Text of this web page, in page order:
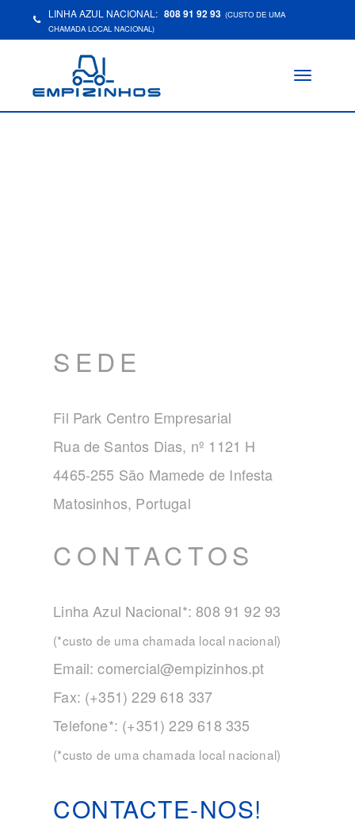
LINHA AZUL NACIONAL: 808 91 92 93 (CUSTO DE UMA
CHAMADA LOCAL NACIONAL)
Toggle
CONTACTE-NOS!
SEDE
Fil Park Centro Empresarial
Rua de Santos Dias, nº 1121 H
4465-255 São Mamede de Infesta
Matosinhos, Portugal
CONTACTOS
Linha Azul Nacional*: 808 91 92 93
(*custo de uma chamada local nacional)
Email:comercial@empizinhos.pt
Fax: (+351) 229 618 337
Telefone*: (+351) 229 618 335
(*custo de uma chamada local nacional)